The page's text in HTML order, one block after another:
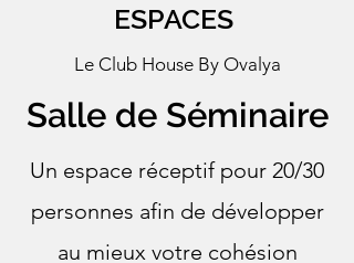
ESPACES
Le Club House By Ovalya
Salle de Séminaire
Un espace réceptif pour 20/30
personnes afin de développer
au mieux votre cohésion